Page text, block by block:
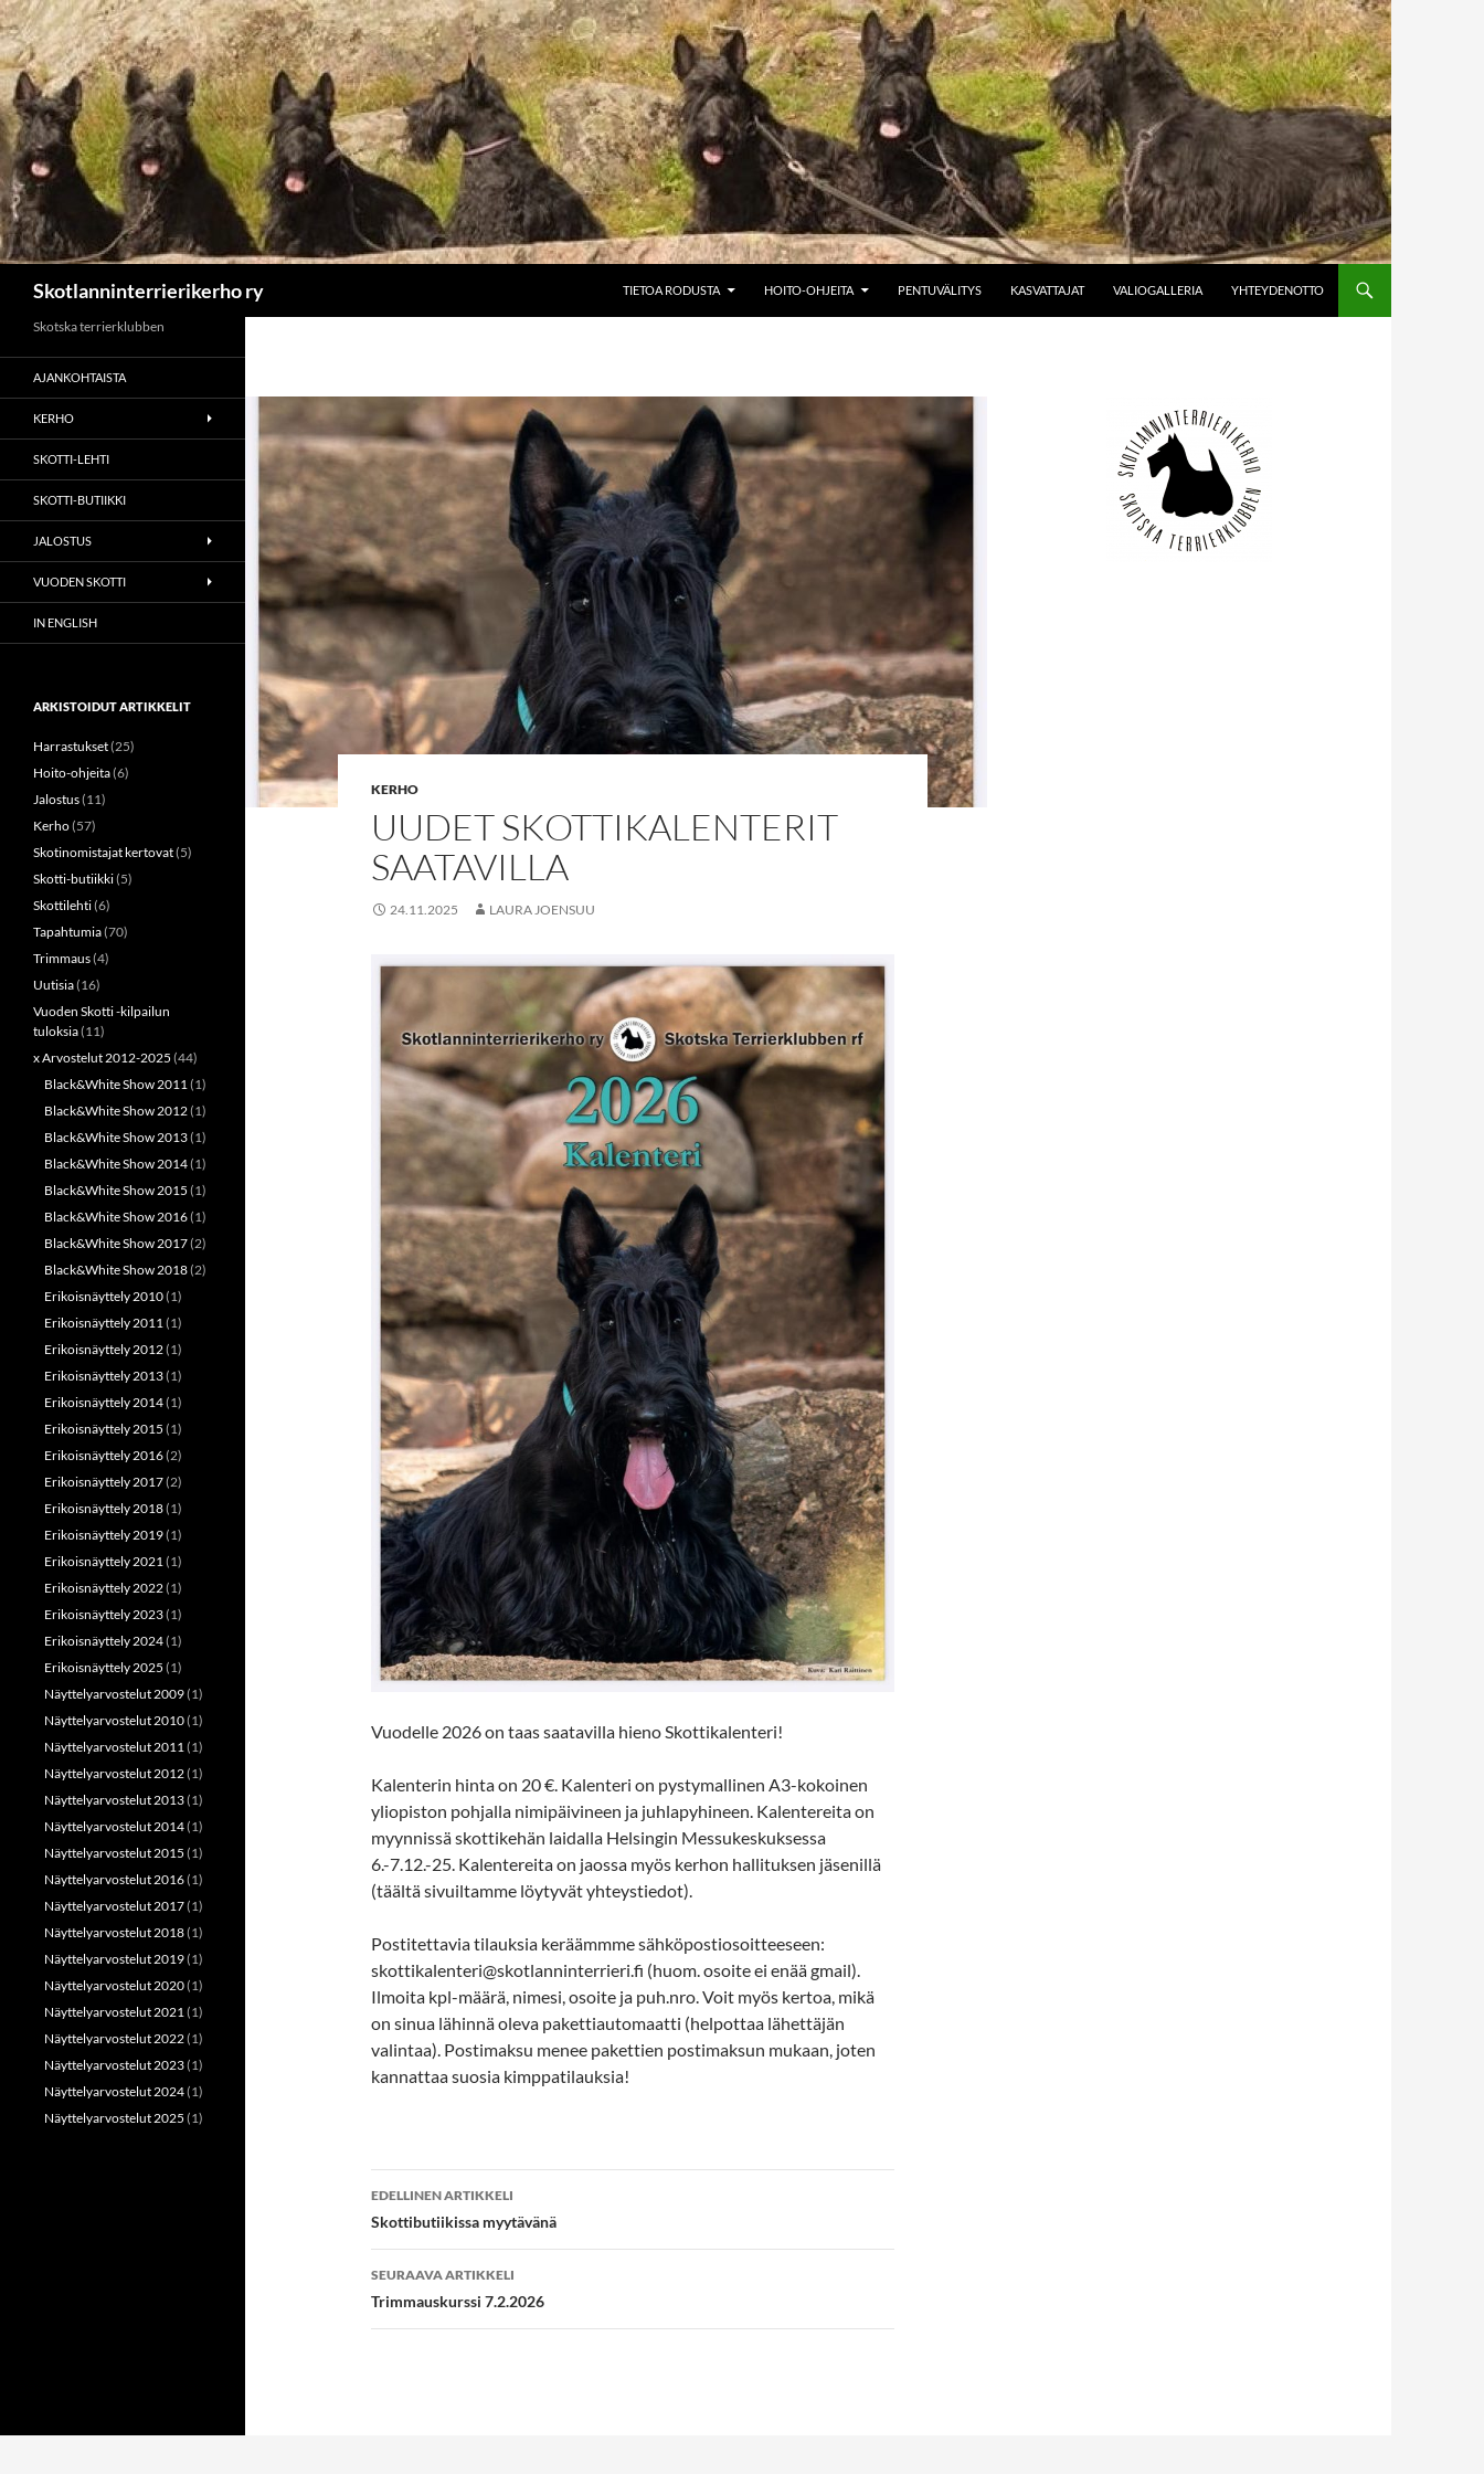
Skotlanninterrierikerho ry
TIETOA RODUSTA
HOITO-OHJEITA PENTUVÄLITYS KASVATTAJAT VALIOGALLERIA YHTEYDENOTTO
KERHO
UUDET SKOTTIKALENTERIT
SAATAVILLA
24.11.2025 LAURA JOENSUU
Vuodelle 2026 on taas saatavilla hieno Skottikalenteri!
Kalenterin hinta on 20 €. Kalenteri on pystymallinen A3-kokoinen
yliopiston pohjalla nimipäivineen ja juhlapyhineen. Kalentereita on
myynnissä skottikehän laidalla Helsingin Messukeskuksessa
6.-7.12.-25. Kalentereita on jaossa myös kerhon hallituksen jäsenillä
(täältä sivuiltamme löytyvät yhteystiedot).
Postitettavia tilauksia keräämmme sähköpostiosoitteeseen:
skottikalenteri@skotlanninterrieri.fi (huom. osoite ei enää gmail).
Ilmoita kpl-määrä, nimesi, osoite ja puh.nro. Voit myös kertoa, mikä
on sinua lähinnä oleva pakettiautomaatti (helpottaa lähettäjän
valintaa). Postimaksu menee pakettien postimaksun mukaan, joten
kannattaa suosia kimppatilauksia!
Artikkelien
selaus
EDELLINEN ARTIKKELI
Skottibutiikissa myytävänä
SEURAAVA ARTIKKELI
Trimmauskurssi 7.2.2026
Skotska terrierklubben
AJANKOHTAISTA
KERHO
SKOTTI-LEHTI
SKOTTI-BUTIIKKI
JALOSTUS
VUODEN SKOTTI
IN ENGLISH
ARKISTOIDUT ARTIKKELIT
Harrastukset(25)
Hoito-ohjeita(6)
Jalostus(11)
Kerho(57)
Skotinomistajat kertovat(5)
Skotti-butiikki(5)
Skottilehti(6)
Tapahtumia(70)
Trimmaus(4)
Uutisia(16)
Vuoden Skotti -kilpailun
tuloksia(11)
x Arvostelut 2012-2025 (44)
Black&White Show 2011(1)
Black&White Show 2012(1)
Black&White Show 2013(1)
Black&White Show 2014(1)
Black&White Show 2015 (1)
Black&White Show 2016(1)
Black&White Show 2017(2)
Black&White Show 2018(2)
Erikoisnäyttely 2010(1)
Erikoisnäyttely 2011(1)
Erikoisnäyttely 2012(1)
Erikoisnäyttely 2013(1)
Erikoisnäyttely 2014(1)
Erikoisnäyttely 2015 (1)
Erikoisnäyttely 2016(2)
Erikoisnäyttely 2017(2)
Erikoisnäyttely 2018(1)
Erikoisnäyttely 2019(1)
Erikoisnäyttely 2021(1)
Erikoisnäyttely 2022(1)
Erikoisnäyttely 2023(1)
Erikoisnäyttely 2024(1)
Erikoisnäyttely 2025 (1)
Näyttelyarvostelut 2009(1)
Näyttelyarvostelut 2010(1)
Näyttelyarvostelut 2011(1)
Näyttelyarvostelut 2012(1)
Näyttelyarvostelut 2013(1)
Näyttelyarvostelut 2014(1)
Näyttelyarvostelut 2015 (1)
Näyttelyarvostelut 2016(1)
Näyttelyarvostelut 2017(1)
Näyttelyarvostelut 2018(1)
Näyttelyarvostelut 2019(1)
Näyttelyarvostelut 2020(1)
Näyttelyarvostelut 2021(1)
Näyttelyarvostelut 2022(1)
Näyttelyarvostelut 2023(1)
Näyttelyarvostelut 2024(1)
Näyttelyarvostelut 2025 (1)